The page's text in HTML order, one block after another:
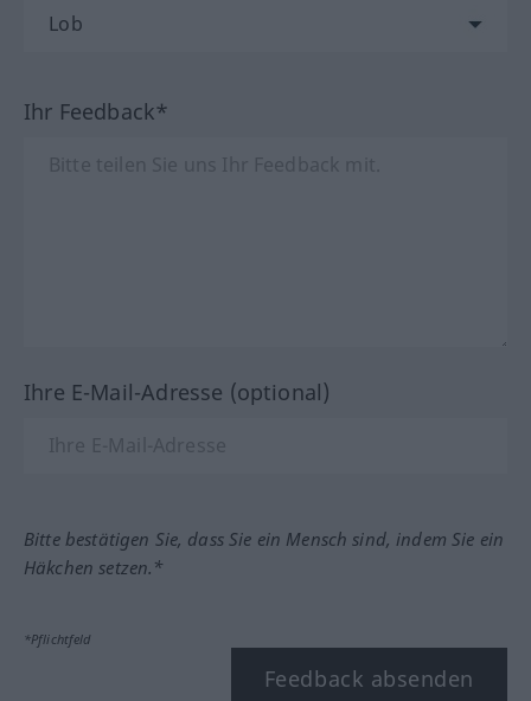
Ihr Feedback*
Ihre E-Mail-Adresse (optional)
Bitte bestätigen Sie, dass Sie ein Mensch sind, indem Sie ein
Häkchen setzen.*
*Pflichtfeld
Feedback absenden